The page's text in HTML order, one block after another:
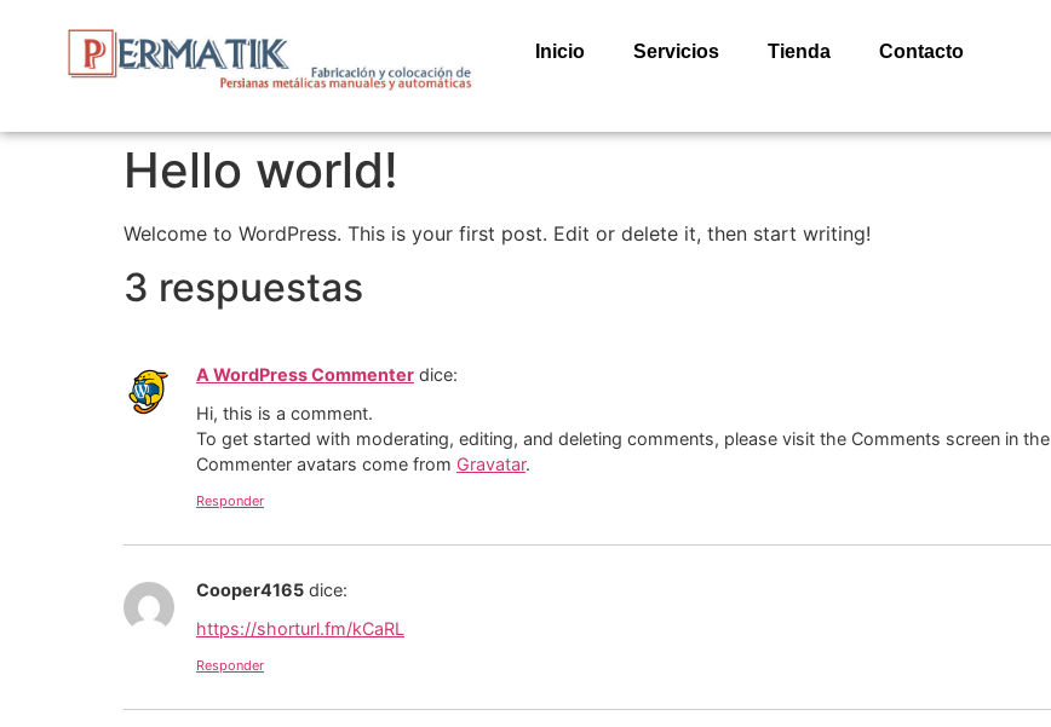
Inicio Servicios Tienda Contacto
Hello world!
Welcome to WordPress. This is your first post. Edit or delete it, then start writing!
3 respuestas
A WordPress Commenter dice:
Hi, this is a comment.
To get started with moderating, editing, and deleting comments, please visit the Comments screen in
Commenter avatars come from Gravatar.
Responder
Cooper4165 dice:
https://shorturl.fm/kCaRL
Responder